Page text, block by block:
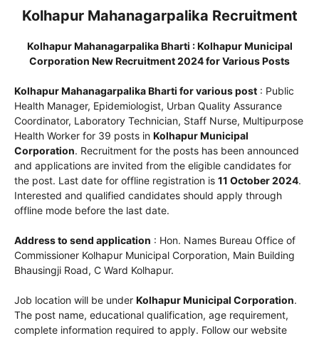
Kolhapur Mahanagarpalika Recruitment
Kolhapur Mahanagarpalika Bharti : Kolhapur Municipal
Corporation New Recruitment 2024 for Various Posts
Kolhapur Mahanagarpalika Bharti for various post : Public
Health Manager, Epidemiologist, Urban Quality Assurance
Coordinator, Laboratory Technician, Staff Nurse, Multipurpose
Health Worker for 39 posts in Kolhapur Municipal
Corporation. Recruitment for the posts has been announced
and applications are invited from the eligible candidates for
the post. Last date for offline registration is 11 October 2024.
Interested and qualified candidates should apply through
offline mode before the last date.
Address to send application : Hon. Names Bureau Office of
Commissioner Kolhapur Municipal Corporation, Main Building
Bhausingji Road, C Ward Kolhapur.
Job location will be under Kolhapur Municipal Corporation.
The post name, educational qualification, age requirement,
complete information required to apply. Follow our website